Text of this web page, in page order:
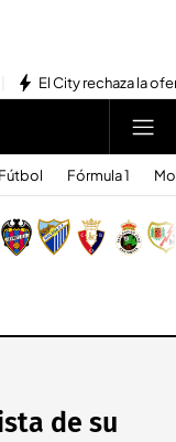
El City rechaza la
Fútbol Fórmula 1
de su